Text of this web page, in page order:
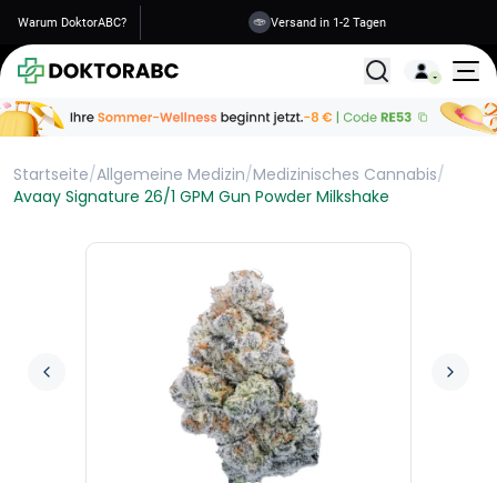
Warum DoktorABC? Versand in 1-2 Tagen
Alle
Startseite/Allgemeine Medizin/Medizinisches Cannabis/
Avaay Signature 26/1 GPM Gun Powder Milkshake